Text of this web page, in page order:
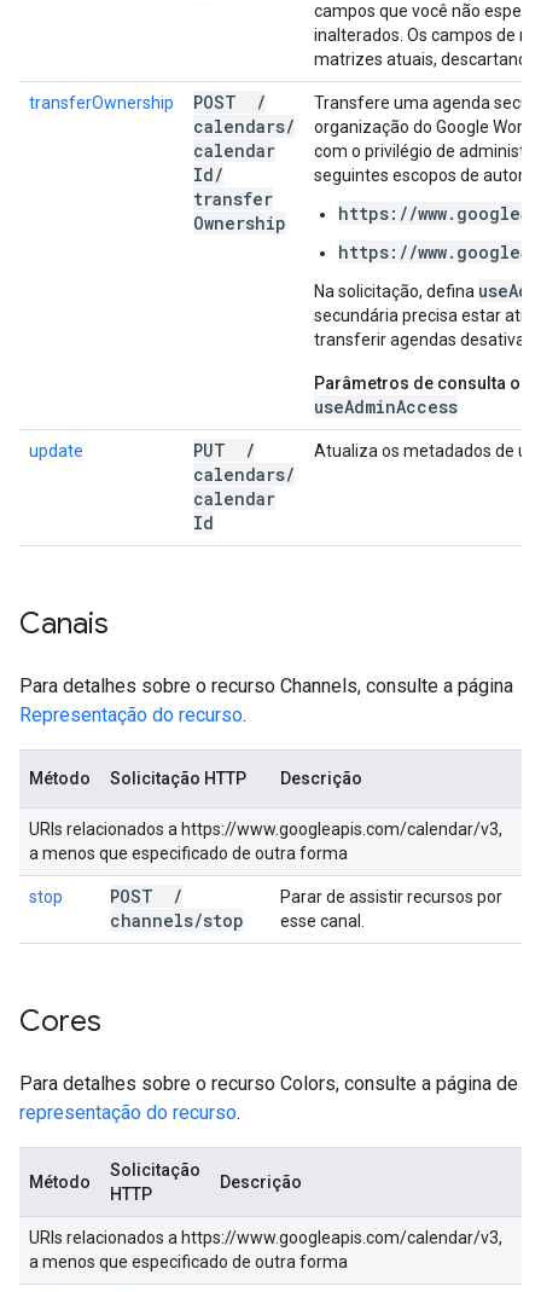
campos que você não
inalterados. Os campos de
matrizes atuais,
transferOwnership POST
/
calendars/
calendar
Id/
transfer
Ownership
Transfere uma agenda
organização do Google
com o privilégio de
seguintes escopos de
https://
https://
Na solicitação, defina use
secundária precisa estar
transferir agendas
Parâmetros de consulta
useAdminAccess
update PUT
/
calendars/
calendar
Id
Atualiza os metadados de
Canais
Para detalhes sobre o recurso Channels, consulte a página
Representação do recurso.
Método Solicitação HTTP Descrição
URIs relacionados a https://www.googleapis.com/calendar/v3,
a menos que especificado de outra forma
stop POST
/
channels/stop
Parar de assistir recursos por
esse canal.
Cores
Para detalhes sobre o recurso Colors, consulte a página de
representação do recurso.
Método
Solicitação
HTTP
Descrição
URIs relacionados a https://www.googleapis.com/calendar/v3,
a menos que especificado de outra forma